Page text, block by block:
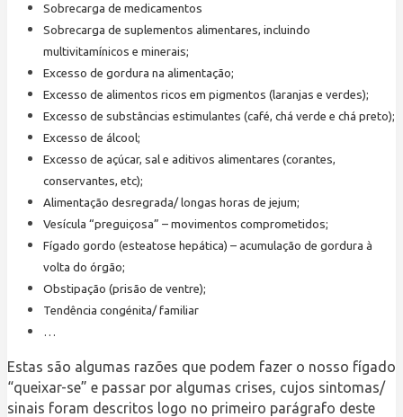
Sobrecarga de medicamentos
Sobrecarga de suplementos alimentares, incluindo
multivitamínicos e minerais;
Excesso de gordura na alimentação;
Excesso de alimentos ricos em pigmentos (laranjas e verdes);
Excesso de substâncias estimulantes (café, chá verde e chá preto);
Excesso de álcool;
Excesso de açúcar, sal e aditivos alimentares (corantes,
conservantes, etc);
Alimentação desregrada/ longas horas de jejum;
Vesícula “preguiçosa” – movimentos comprometidos;
Fígado gordo (esteatose hepática) – acumulação de gordura à
volta do órgão;
Obstipação (prisão de ventre);
Tendência congénita/ familiar
…
Estas são algumas razões que podem fazer o nosso fígado
“queixar-se” e passar por algumas crises, cujos sintomas/
sinais foram descritos logo no primeiro parágrafo deste